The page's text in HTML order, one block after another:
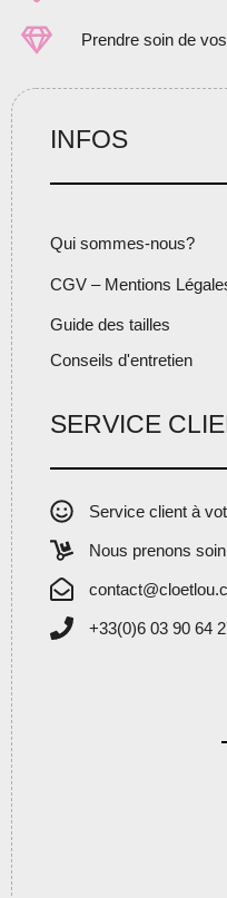
Prendre soin de
INFOS
Qui sommes-nous?
CGV – Mentions
Guide des tailles
Conseils d'entretien
SERVICE
Service client à
Nous prenons
+33(0)6 03 90 64